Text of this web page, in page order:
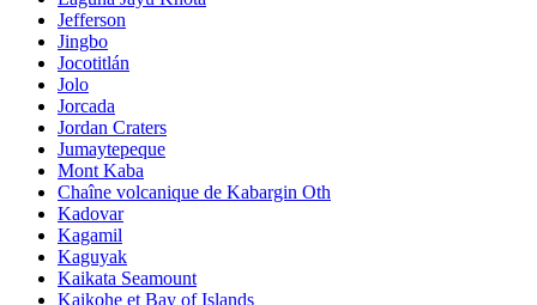
Jefferson
Jingbo
Jocotitlán
Jolo
Jorcada
Jordan Craters
Jumaytepeque
Mont Kaba
Chaîne volcanique de Kabargin Oth
Kadovar
Kagamil
Kaguyak
Kaikata Seamount
Kaikohe et Bay of Islands